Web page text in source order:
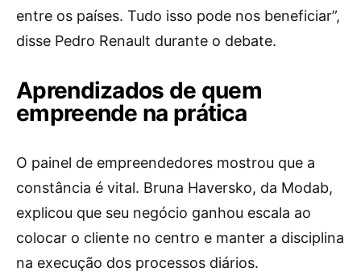
entre os países. Tudo isso pode nos beneficiar”,
disse Pedro Renault durante o debate.
Aprendizados de quem
empreende na prática
O painel de empreendedores mostrou que a
constância é vital. Bruna Haversko, da Modab,
explicou que seu negócio ganhou escala ao
colocar o cliente no centro e manter a disciplina
na execução dos processos diários.